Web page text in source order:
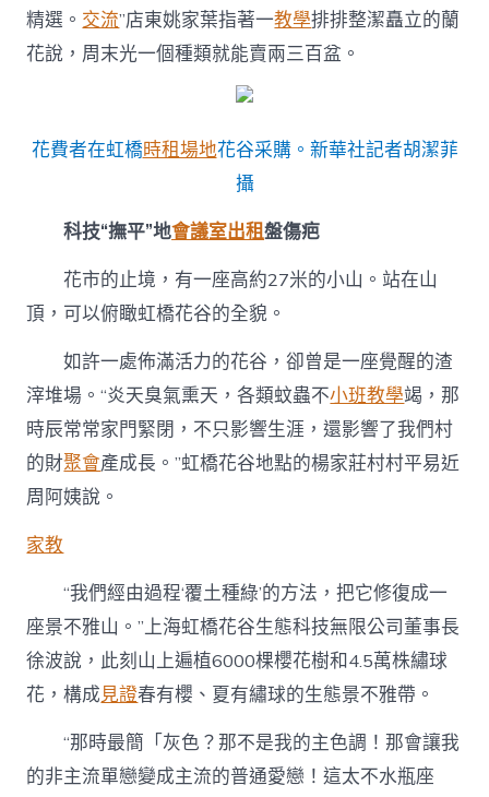
精選。 交流”店東姚家葉指著一教學排排整潔矗立的蘭
花說，周末光一個種類就能賣兩三百盆。
花費者在虹橋時租場地花谷采購。新華社記者胡潔菲
攝
科技“撫平”地會議室出租盤傷疤
花市的止境，有一座高約27米的小山。站在山
頂，可以俯瞰虹橋花谷的全貌。
如許一處佈滿活力的花谷，卻曾是一座覺醒的渣
滓堆場。“炎天臭氣熏天，各類蚊蟲不小班教學竭，那
時辰常常家門緊閉，不只影響生涯，還影響了我們村
的財聚會產成長。”虹橋花谷地點的楊家莊村村平易近
周阿姨說。
家教
“我們經由過程‘覆土種綠’的方法，把它修復成一
座景不雅山。”上海虹橋花谷生態科技無限公司董事長
徐波說，此刻山上遍植6000棵櫻花樹和4.5萬株繡球
花，構成見證春有櫻、夏有繡球的生態景不雅帶。
“那時最簡「灰色？那不是我的主色調！那會讓我
的非主流單戀變成主流的普通愛戀！這太不水瓶座